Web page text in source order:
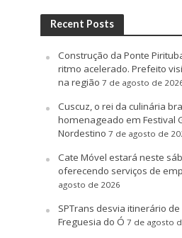
Recent Posts
Construção da Ponte
ritmo acelerado. Prefeito
na região 7 de agosto de
Cuscuz, o rei da culinária
homenageado em Festival
Nordestino 7 de agosto de
Cate Móvel estará neste
oferecendo serviços de
agosto de 2026
SPTrans desvia itinerário
Freguesia do Ó 7 de agosto